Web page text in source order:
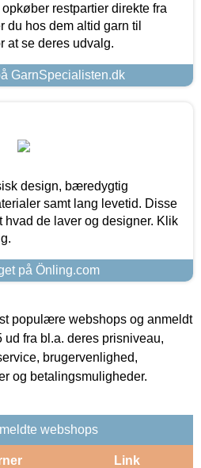
restpartier direkte fra
du hos dem altid garn til
at se deres udvalg.
GarnSpecialisten.dk
design, bæredygtig
samt lang levetid. Disse
de laver og designer. Klik
på Önling.com
populære webshops og anmeldt
ud fra bl.a. deres prisniveau,
brugervenlighed,
og betalingsmuligheder.
webshops
Link